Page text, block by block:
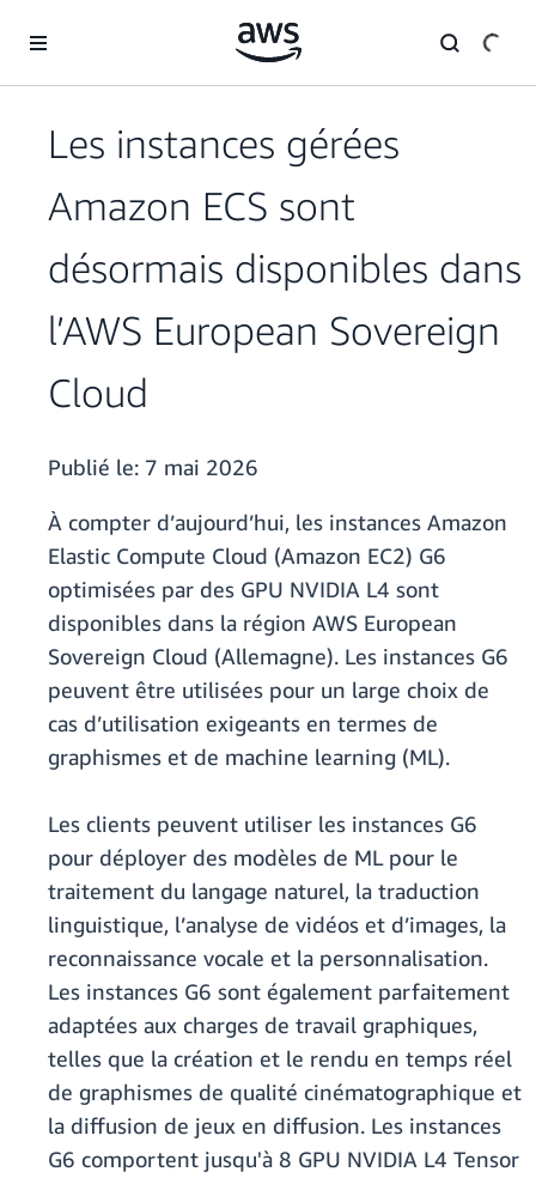
Les instances gérées
Amazon ECS sont
désormais disponibles dans
l’AWS European Sovereign
Cloud
Publié le: 7 mai 2026
À compter d’aujourd’hui, les instances Amazon
Elastic Compute Cloud (Amazon EC2) G6
optimisées par des GPU NVIDIA L4 sont
disponibles dans la région AWS European
Sovereign Cloud (Allemagne). Les instances G6
peuvent être utilisées pour un large choix de
cas d’utilisation exigeants en termes de
graphismes et de machine learning (ML).
Les clients peuvent utiliser les instances G6
pour déployer des modèles de ML pour le
traitement du langage naturel, la traduction
linguistique, l’analyse de vidéos et d’images, la
reconnaissance vocale et la personnalisation.
Les instances G6 sont également parfaitement
adaptées aux charges de travail graphiques,
telles que la création et le rendu en temps réel
de graphismes de qualité cinématographique et
la diffusion de jeux en diffusion. Les instances
G6 comportent jusqu'à 8 GPU NVIDIA L4 Tensor